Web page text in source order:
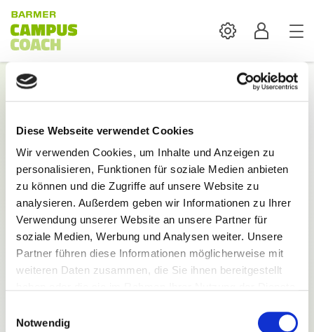
Diese Webseite verwendet Cookies
Wir verwenden Cookies, um Inhalte und Anzeigen zu
personalisieren, Funktionen für soziale Medien anbieten
zu können und die Zugriffe auf unsere Website zu
analysieren. Außerdem geben wir Informationen zu Ihrer
Verwendung unserer Website an unsere Partner für
soziale Medien, Werbung und Analysen weiter. Unsere
Partner führen diese Informationen möglicherweise mit
weiteren Daten zusammen, die Sie ihnen bereitgestellt
Notwendig
SettingsProfil
Login
Funktionen des BARMER Campus Coach verfügbar.
E-Mail:
Passwort: